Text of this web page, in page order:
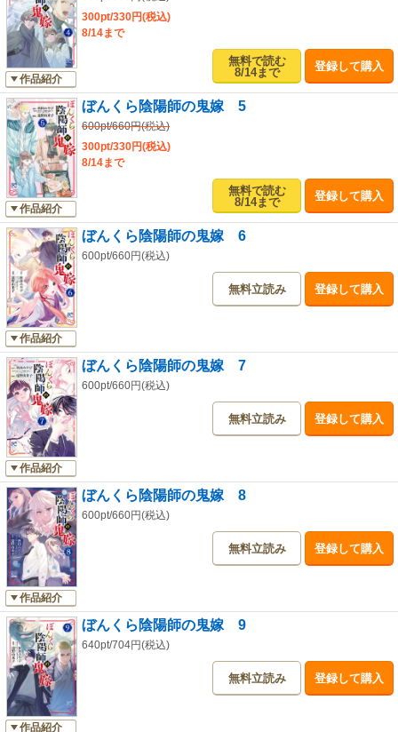
作品紹介
300pt/330円(税込)
8/14まで
無料で読む
8/14まで
登録して購入
作品紹介
ぼんくら陰陽師の鬼嫁 5
600pt/660円(税込)
300pt/330円(税込)
8/14まで
無料で読む
8/14まで
登録して購入
作品紹介
ぼんくら陰陽師の鬼嫁 6
600pt/660円(税込)
無料立読み 登録して購入
作品紹介
ぼんくら陰陽師の鬼嫁 7
600pt/660円(税込)
無料立読み 登録して購入
作品紹介
ぼんくら陰陽師の鬼嫁 8
600pt/660円(税込)
無料立読み 登録して購入
作品紹介
ぼんくら陰陽師の鬼嫁 9
640pt/704円(税込)
無料立読み 登録して購入